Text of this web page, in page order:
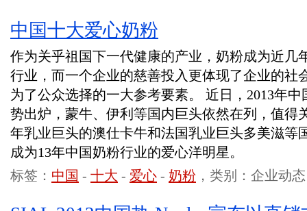
中国十大爱心奶粉
作为关乎祖国下一代健康的产业，奶粉成为近几
行业，而一个企业的慈善投入更体现了企业的社
为了公众选择的一大参考要素。 近日，2013年
势出炉，蒙牛、伊利等国内巨头依然在列，值得
年乳业巨头的澳仕卡牛和法国乳业巨头多美滋等
成为13年中国奶粉行业的爱心洋明星。
标签： 中国 - 十大 - 爱心 - 奶粉 ，类别：企业动态